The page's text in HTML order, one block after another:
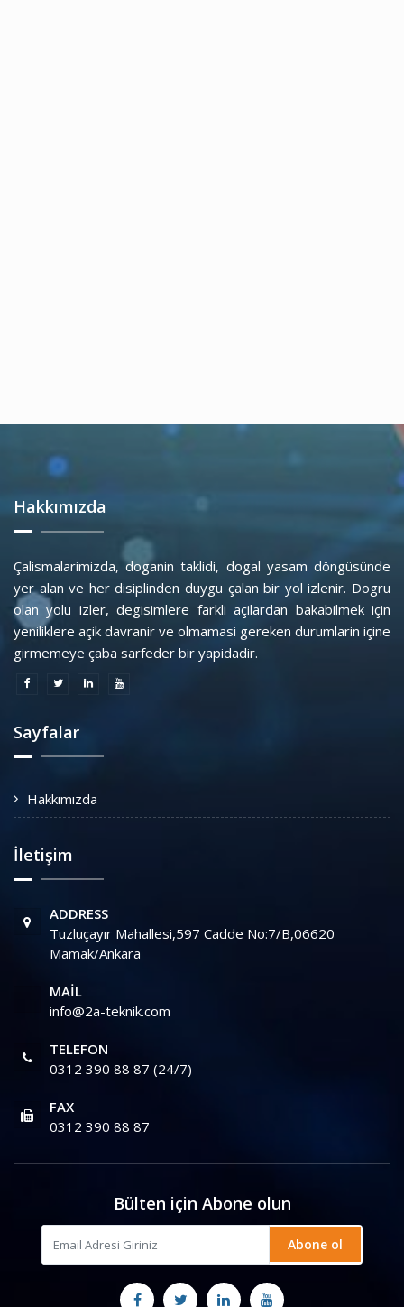
Hakkımızda
Çalismalarimizda, doganin taklidi, dogal yasam döngüsünde
yer alan ve her disiplinden duygu çalan bir yol izlenir. Dogru
olan yolu izler, degisimlere farkli açilardan bakabilmek için
yeniliklere açik davranir ve olmamasi gereken durumlarin içine
girmemeye çaba sarfeder bir yapidadir.
Sayfalar
Hakkımızda
İletişim
ADDRESS
Tuzluçayır Mahallesi,597 Cadde No:7/B,06620
Mamak/Ankara
MAIL
info@2a-teknik.com
TELEFON
0312 390 88 87 (24/7)
FAX
0312 390 88 87
Bülten için Abone olun
Abone ol